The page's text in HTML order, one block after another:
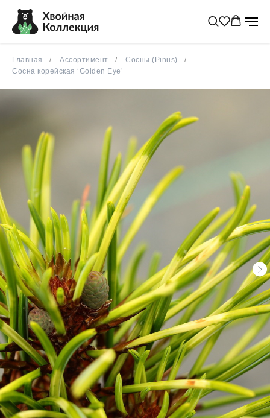
Главная Ассортимент
Сосны (Pinus)
Сосна корейская ‘Golden Eye’
Эдвин Смитс новинка